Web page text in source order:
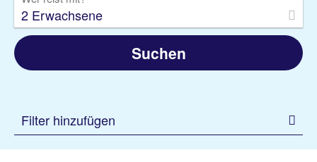
2 Erwachsene
Suchen
Filter hinzufügen